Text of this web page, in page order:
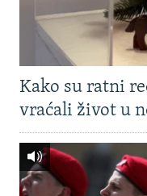
Kako su ratni
vraćali život u